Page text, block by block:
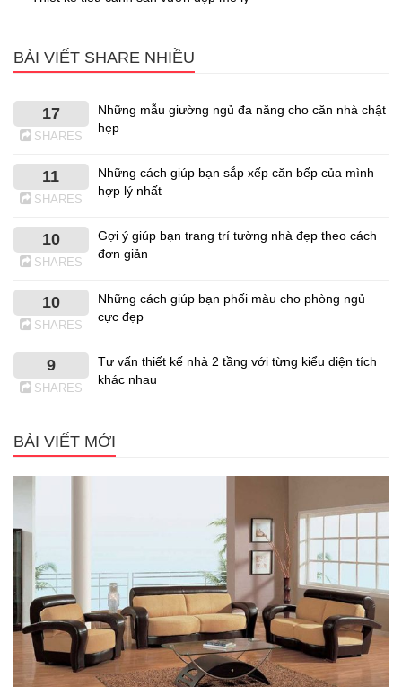
BÀI VIẾT SHARE NHIỀU
17
SHARES
Những mẫu giường ngủ đa năng cho căn nhà chật
hẹp
11
SHARES
Những cách giúp bạn sắp xếp căn bếp của mình
hợp lý nhất
10
SHARES
Gợi ý giúp bạn trang trí tường nhà đẹp theo cách
đơn giản
10
SHARES
Những cách giúp bạn phối màu cho phòng ngủ
cực đẹp
9
SHARES
Tư vấn thiết kế nhà 2 tầng với từng kiểu diện tích
khác nhau
BÀI VIẾT MỚI